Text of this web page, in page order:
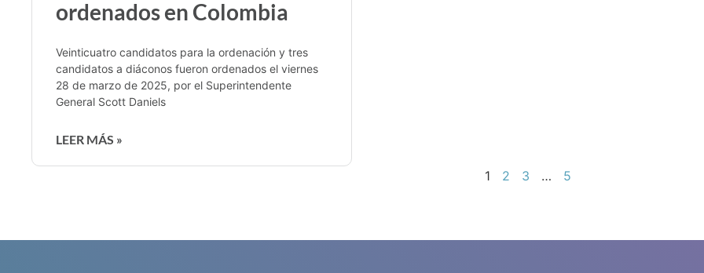
ordenados en Colombia
Veinticuatro candidatos para la ordenación y tres
candidatos a diáconos fueron ordenados el viernes
28 de marzo de 2025, por el Superintendente
General Scott Daniels
LEER MÁS »
1 2 3 … 5